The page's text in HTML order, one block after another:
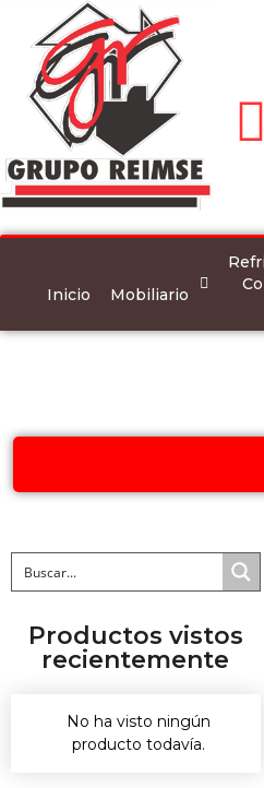
Inicio Mobiliario
Productos vistos
recientemente
No ha visto ningún
producto todavía.